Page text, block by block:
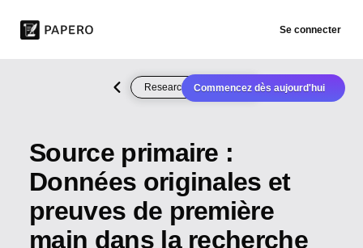
Se connecter
Commencez dès aujourd'hui
Research Methodology
Source primaire :
Données originales et
preuves de première
main dans la recherche